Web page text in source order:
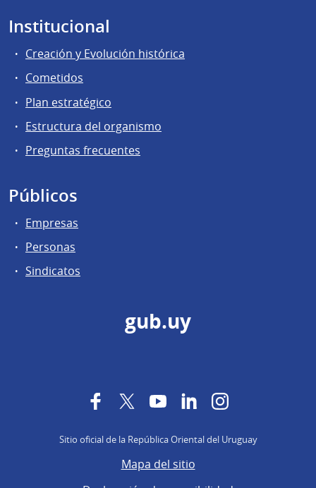
Institucional
Creación y Evolución histórica
Cometidos
Plan estratégico
Estructura del organismo
Preguntas frecuentes
Públicos
Empresas
Personas
Sindicatos
gub.uy
FacebookTwitterYouTubeLinkedInInstagram
Sitio oficial de la República Oriental del Uruguay
Mapa del sitio